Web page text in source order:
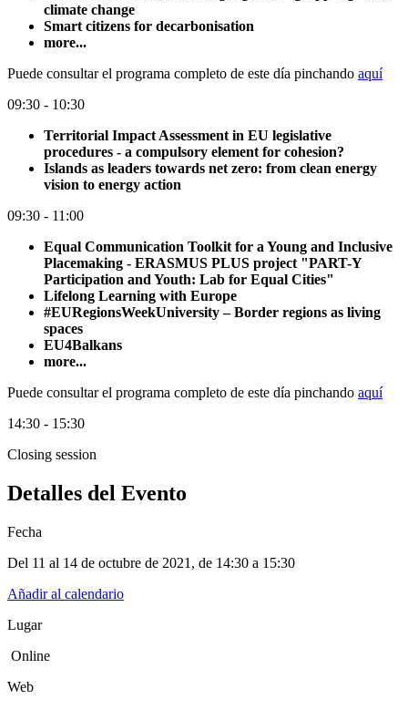
climate change
Smart citizens for decarbonisation
more...
Puede consultar el programa completo de este día pinchando aquí
09:30 - 10:30
Territorial Impact Assessment in EU legislative
procedures - a compulsory element for cohesion?
Islands as leaders towards net zero: from clean energy
vision to energy action
09:30 - 11:00
Equal Communication Toolkit for a Young and Inclusive
Placemaking - ERASMUS PLUS project "PART-Y
Participation and Youth: Lab for Equal Cities"
Lifelong Learning with Europe
#EURegionsWeekUniversity – Border regions as living
spaces
EU4Balkans
more...
Puede consultar el programa completo de este día pinchando aquí
14:30 - 15:30
Closing session
Detalles del Evento
Fecha
Del 11 al 14 de octubre de 2021 , de 14:30 a 15:30
Añadir al calendario
Lugar
Online
Web